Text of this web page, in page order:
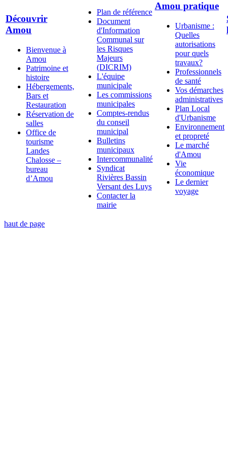
Découvrir
Amou
Bienvenue à
Amou
Patrimoine et
histoire
Hébergements,
Bars et
Restauration
Réservation de
salles
Office de
tourisme
Landes
Chalosse –
bureau
d’Amou
Plan de référence
Document
d'Information
Communal sur
les Risques
Majeurs
(DICRIM)
L'équipe
municipale
Les commissions
municipales
Comptes-rendus
du conseil
municipal
Bulletins
municipaux
Intercommunalité
Syndicat
Rivières Bassin
Versant des Luys
Contacter la
mairie
Amou pratique
Urbanisme :
Quelles
autorisations
pour quels
travaux?
Professionnels
de santé
Vos démarches
administratives
Plan Local
d'Urbanisme
Environnement
et propreté
Le marché
d'Amou
Vie
économique
Le dernier
voyage
haut de page